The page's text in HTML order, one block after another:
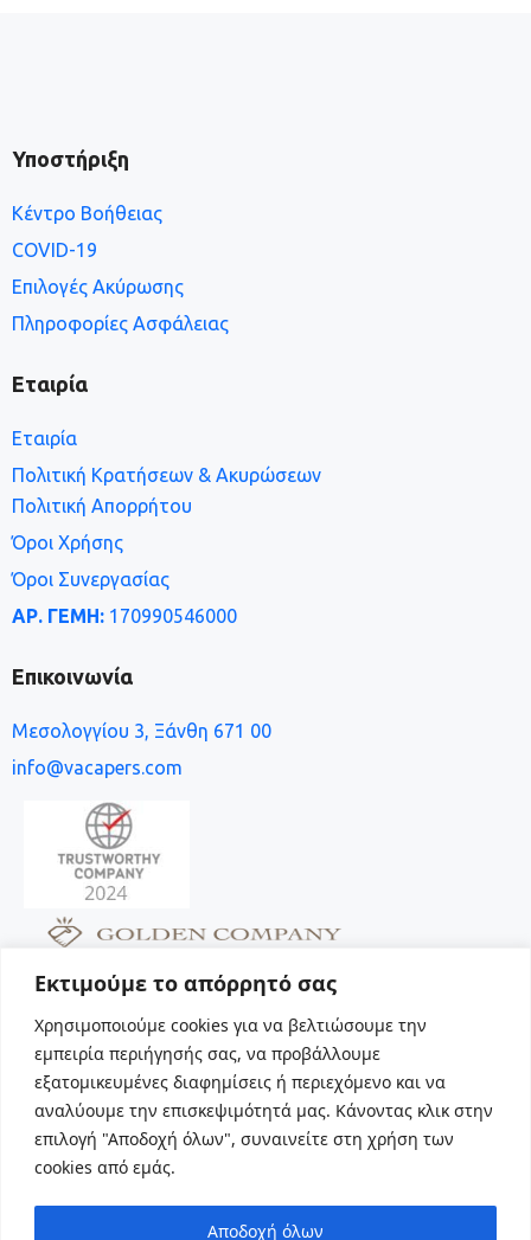
Εκτιμούμε το απόρρητό σας
Χρησιμοποιούμε cookies για να βελτιώσουμε την
εμπειρία περιήγησής σας, να προβάλλουμε
εξατομικευμένες διαφημίσεις ή περιεχόμενο και να
αναλύουμε την επισκεψιμότητά μας. Κάνοντας κλικ στην
επιλογή "Αποδοχή όλων", συναινείτε στη χρήση των
cookies από εμάς.
Αποδοχή όλων
Υποστήριξη
Κέντρο Βοήθειας
COVID-19
Επιλογές Ακύρωσης
Πληροφορίες Ασφάλειας
Εταιρία
Εταιρία
Πολιτική Κρατήσεων & Ακυρώσεων
Πολιτική Απορρήτου
Όροι Χρήσης
Όροι Συνεργασίας
ΑΡ. ΓΕΜΗ: 170990546000
Επικοινωνία
Μεσολογγίου 3, Ξάνθη 671 00
info@vacapers.com
Social